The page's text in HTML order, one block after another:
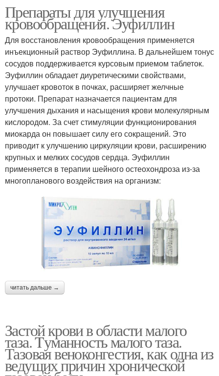
Препараты для улучшения
кровообращения. Эуфиллин
Для восстановления кровообращения применяется
инъекционный раствор Эуфиллина. В дальнейшем тонус
сосудов поддерживается курсовым приемом таблеток.
Эуфиллин обладает диуретическими свойствами,
улучшает кровоток в почках, расширяет желчные
протоки. Препарат назначается пациентам для
улучшения дыхания и насыщения крови молекулярным
кислородом. За счет стимуляции функционирования
миокарда он повышает силу его сокращений. Это
приводит к улучшению циркуляции крови, расширению
крупных и мелких сосудов сердца. Эуфиллин
применяется в терапии шейного остеохондроза из-за
многопланового воздействия на организм:
читать дальше →
Застой крови в области малого
таза. Tуманность малого таза.
Тазовая веноконгестия, как одна из
ведущих причин хронической